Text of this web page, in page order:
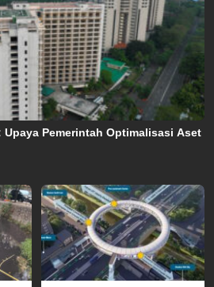
Pemerintah Optimalisasi Aset